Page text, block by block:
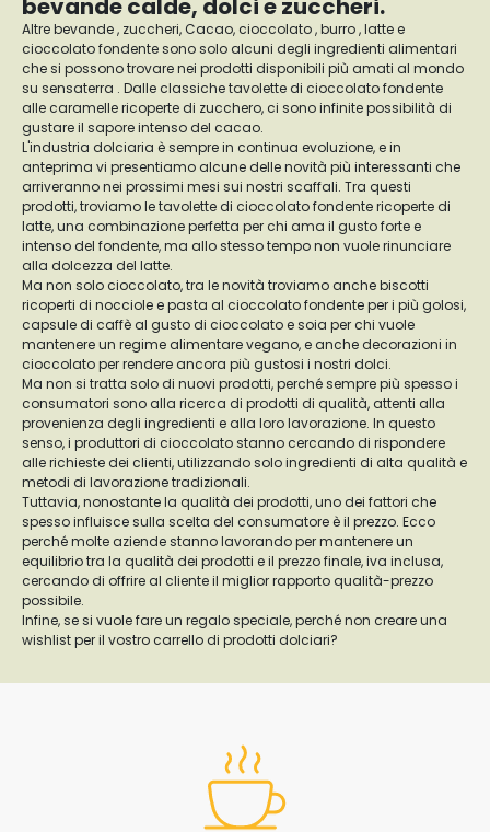
bevande calde, dolci e zuccheri.
Altre bevande , zuccheri, Cacao, cioccolato , burro , latte e
cioccolato fondente sono solo alcuni degli ingredienti alimentari
che si possono trovare nei prodotti disponibili più amati al mondo
su sensaterra . Dalle classiche tavolette di cioccolato fondente
alle caramelle ricoperte di zucchero, ci sono infinite possibilità di
gustare il sapore intenso del cacao.
L'industria dolciaria è sempre in continua evoluzione, e in
anteprima vi presentiamo alcune delle novità più interessanti che
arriveranno nei prossimi mesi sui nostri scaffali. Tra questi
prodotti, troviamo le tavolette di cioccolato fondente ricoperte di
latte, una combinazione perfetta per chi ama il gusto forte e
intenso del fondente, ma allo stesso tempo non vuole rinunciare
alla dolcezza del latte.
Ma non solo cioccolato, tra le novità troviamo anche biscotti
ricoperti di nocciole e pasta al cioccolato fondente per i più golosi,
capsule di caffè al gusto di cioccolato e soia per chi vuole
mantenere un regime alimentare vegano, e anche decorazioni in
cioccolato per rendere ancora più gustosi i nostri dolci.
Ma non si tratta solo di nuovi prodotti, perché sempre più spesso i
consumatori sono alla ricerca di prodotti di qualità, attenti alla
provenienza degli ingredienti e alla loro lavorazione. In questo
senso, i produttori di cioccolato stanno cercando di rispondere
alle richieste dei clienti, utilizzando solo ingredienti di alta qualità e
metodi di lavorazione tradizionali.
Tuttavia, nonostante la qualità dei prodotti, uno dei fattori che
spesso influisce sulla scelta del consumatore è il prezzo. Ecco
perché molte aziende stanno lavorando per mantenere un
equilibrio tra la qualità dei prodotti e il prezzo finale, iva inclusa,
cercando di offrire al cliente il miglior rapporto qualità-prezzo
possibile.
Infine, se si vuole fare un regalo speciale, perché non creare una
wishlist per il vostro carrello di prodotti dolciari?